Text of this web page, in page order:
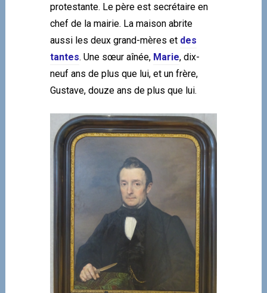
protestante. Le père est secrétaire en
chef de la mairie. La maison abrite
aussi les deux grand-mères et des
tantes. Une sœur aînée, Marie, dix-
neuf ans de plus que lui, et un frère,
Gustave, douze ans de plus que lui.